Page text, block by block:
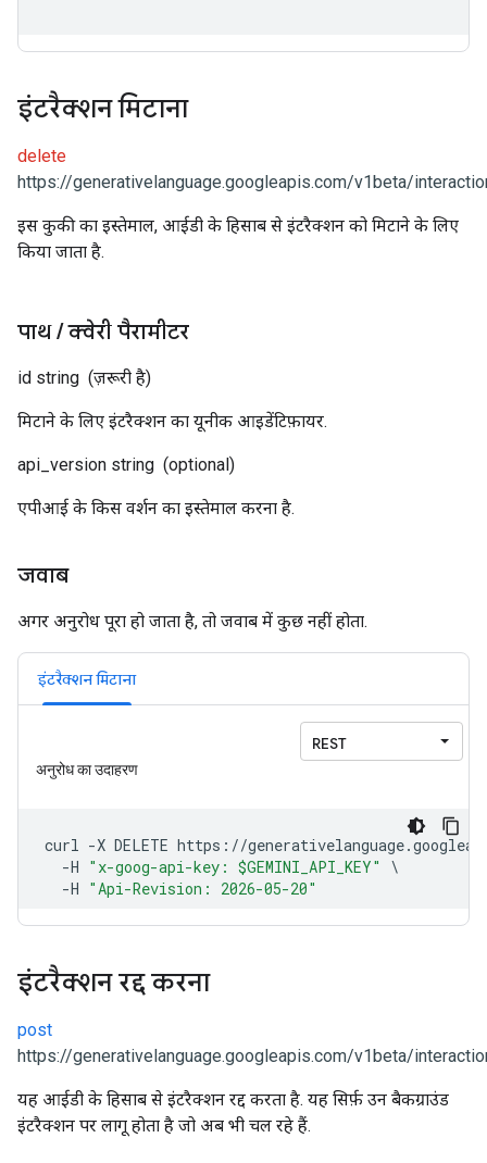
इंटरैक्शन मिटाना
delete
https://generativelanguage.googleapis.com/v1beta/
इस कुकी का इस्तेमाल, आईडी के हिसाब से इंटरैक्शन को मिटाने के लिए
किया जाता है.
पाथ/क्वेरी पैरामीटर
id string (ज़रूरी है)
मिटाने के लिए इंटरैक्शन का यूनीक आइडेंटिफ़ायर.
api_version string (optional)
एपीआई के किस वर्शन का इस्तेमाल करना है.
जवाब
अगर अनुरोध पूरा हो जाता है, तो जवाब में कुछ नहीं होता.
इंटरैक्शन मिटाना
इंटरैक्शन रद्द करना
post
https://generativelanguage.googleapis.com/v1beta/
यह आईडी के हिसाब से इंटरैक्शन रद्द करता है. यह सिर्फ़ उन बैकग्राउंड
इंटरैक्शन पर लागू होता है जो अब भी चल रहे हैं.